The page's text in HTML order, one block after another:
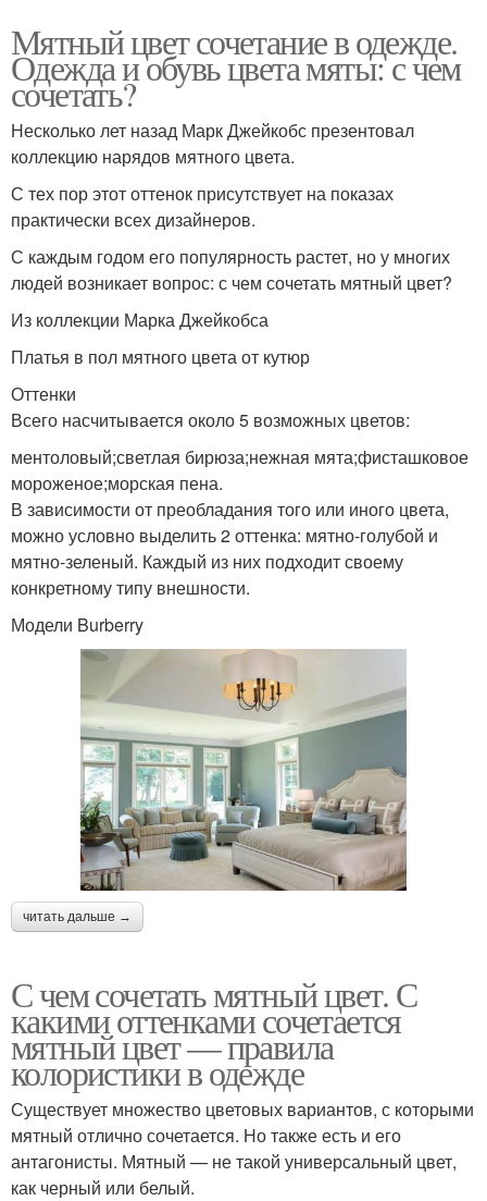
Мятный цвет сочетание в одежде.
Одежда и обувь цвета мяты: с чем
сочетать?
Несколько лет назад Марк Джейкобс презентовал
коллекцию нарядов мятного цвета.
С тех пор этот оттенок присутствует на показах
практически всех дизайнеров.
С каждым годом его популярность растет, но у многих
людей возникает вопрос: с чем сочетать мятный цвет?
Из коллекции Марка Джейкобса
Платья в пол мятного цвета от кутюр
Оттенки
Всего насчитывается около 5 возможных цветов:
ментоловый;светлая бирюза;нежная мята;фисташковое
мороженое;морская пена.
В зависимости от преобладания того или иного цвета,
можно условно выделить 2 оттенка: мятно-голубой и
мятно-зеленый. Каждый из них подходит своему
конкретному типу внешности.
Модели Burberry
читать дальше →
С чем сочетать мятный цвет. С
какими оттенками сочетается
мятный цвет — правила
колористики в одежде
Существует множество цветовых вариантов, с которыми
мятный отлично сочетается. Но также есть и его
антагонисты. Мятный — не такой универсальный цвет,
как черный или белый.